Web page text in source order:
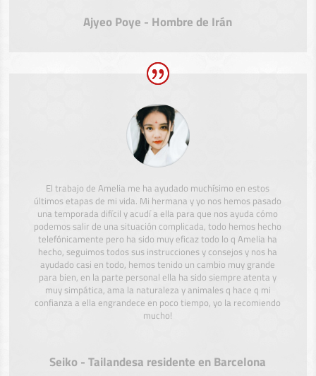
Ajyeo Poye - Hombre de Irán
El trabajo de Amelia me ha ayudado muchísimo en estos
últimos etapas de mi vida. Mi hermana y yo nos hemos pasado
una temporada difícil y acudí a ella para que nos ayuda cómo
podemos salir de una situación complicada, todo hemos hecho
telefónicamente pero ha sido muy eficaz todo lo q Amelia ha
hecho, seguimos todos sus instrucciones y consejos y nos ha
ayudado casi en todo, hemos tenido un cambio muy grande
para bien, en la parte personal ella ha sido siempre atenta y
muy simpática, ama la naturaleza y animales q hace q mi
confianza a ella engrandece en poco tiempo, yo la recomiendo
mucho!
Seiko - Tailandesa residente en Barcelona